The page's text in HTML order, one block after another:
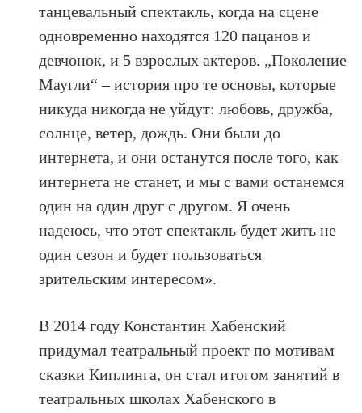
танцевальный спектакль, когда на сцене
одновременно находятся 120 пацанов и
девчонок, и 5 взрослых актеров. „Поколение
Маугли“ – история про те основы, которые
никуда никогда не уйдут: любовь, дружба,
солнце, ветер, дождь. Они были до
интернета, и они останутся после того, как
интернета не станет, и мы с вами останемся
один на один друг с другом. Я очень
надеюсь, что этот спектакль будет жить не
один сезон и будет пользоваться
зрительским интересом».
В 2014 году Константин Хабенский
придумал театральный проект по мотивам
сказки Киплинга, он стал итогом занятий в
театральных школах Хабенского в